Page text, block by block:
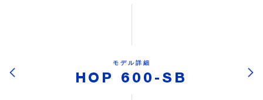
モデル詳細
HOP 600-SB